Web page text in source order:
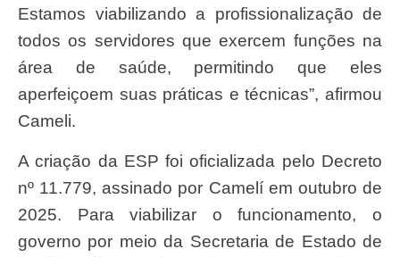
Estamos viabilizando a profissionalização de
todos os servidores que exercem funções na
área de saúde, permitindo que eles
aperfeiçoem suas práticas e técnicas”, afirmou
Cameli.
A criação da ESP foi oficializada pelo Decreto
nº 11.779, assinado por Camelí em outubro de
2025. Para viabilizar o funcionamento, o
governo por meio da Secretaria de Estado de